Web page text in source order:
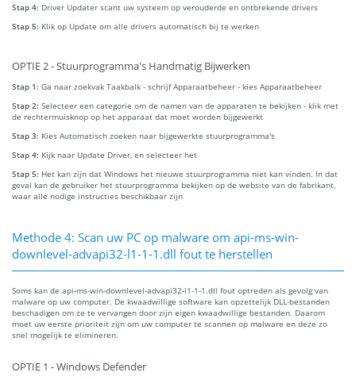
Stap 4: Driver Updater scant uw systeem op verouderde en ontbrekende drivers
Stap 5: Klik op Update om alle drivers automatisch bij te werken
OPTIE 2 - Stuurprogramma's Handmatig Bijwerken
Stap 1: Ga naar zoekvak Taakbalk - schrijf Apparaatbeheer - kies Apparaatbeheer
Stap 2: Selecteer een categorie om de namen van de apparaten te bekijken - klik met
de rechtermuisknop op het apparaat dat moet worden bijgewerkt
Stap 3: Kies Automatisch zoeken naar bijgewerkte stuurprogramma's
Stap 4: Kijk naar Update Driver, en selecteer het
Stap 5: Het kan zijn dat Windows het nieuwe stuurprogramma niet kan vinden. In dat
geval kan de gebruiker het stuurprogramma bekijken op de website van de fabrikant,
waar alle nodige instructies beschikbaar zijn
Methode 4: Scan uw PC op malware om api-ms-win-
downlevel-advapi32-l1-1-1.dll fout te herstellen
Soms kan de api-ms-win-downlevel-advapi32-l1-1-1.dll fout optreden als gevolg van
malware op uw computer. De kwaadwillige software kan opzettelijk DLL-bestanden
beschadigen om ze te vervangen door zijn eigen kwaadwillige bestanden. Daarom
moet uw eerste prioriteit zijn om uw computer te scannen op malware en deze zo
snel mogelijk te elimineren.
OPTIE 1 - Windows Defender